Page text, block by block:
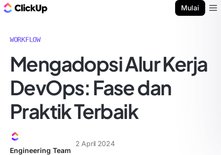
Mulai
WORKFLOW
Mengadopsi Alur Kerja
DevOps: Fase dan
Praktik Terbaik
Engineering Team
2 April 2024